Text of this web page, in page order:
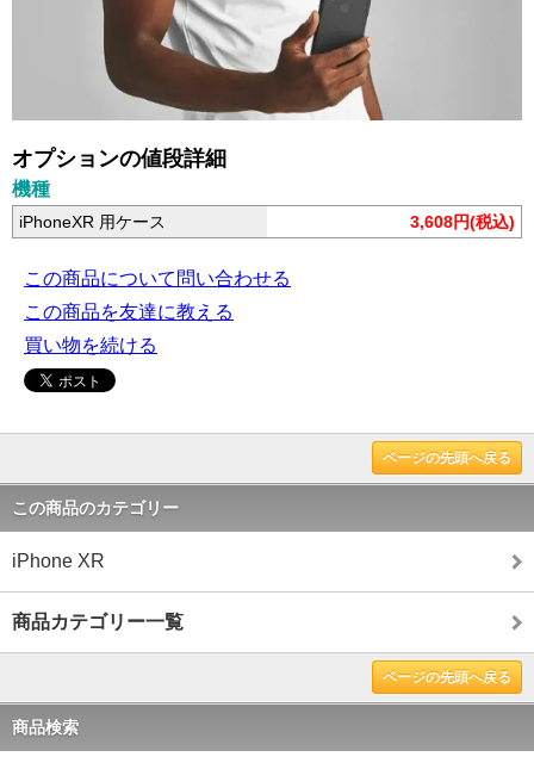
オプションの値段詳細
機種
iPhoneXR 用ケース 3,608円(税込)
この商品について問い合わせる
この商品を友達に教える
買い物を続ける
ページの先頭へ戻る
この商品のカテゴリー
iPhone XR
商品カテゴリー一覧
ページの先頭へ戻る
商品検索